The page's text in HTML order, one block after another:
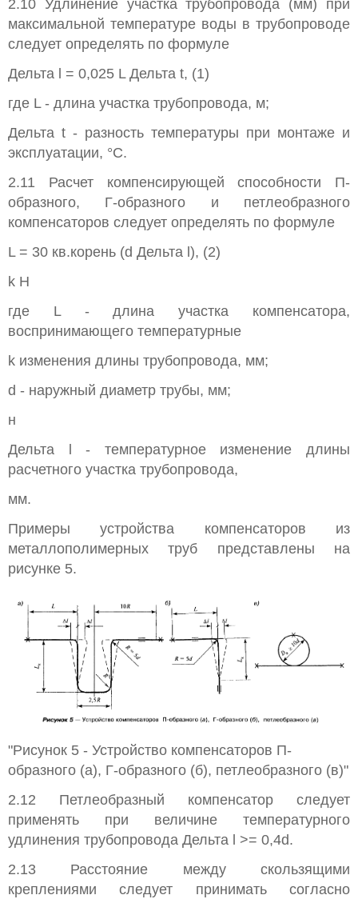
2.10 Удлинение участка трубопровода (мм) при
максимальной температуре воды в трубопроводе
следует определять по формуле
Дельта l = 0,025 L Дельта t, (1)
где L - длина участка трубопровода, м;
Дельта t - разность температуры при монтаже и
эксплуатации, °С.
2.11 Расчет компенсирующей способности П-
образного, Г-образного и петлеобразного
компенсаторов следует определять по формуле
L = 30 кв.корень (d Дельта l), (2)
k H
где L - длина участка компенсатора,
воспринимающего температурные
k изменения длины трубопровода, мм;
d - наружный диаметр трубы, мм;
н
Дельта l - температурное изменение длины
расчетного участка трубопровода,
мм.
Примеры устройства компенсаторов из
металлополимерных труб представлены на
рисунке 5.
"Рисунок 5 - Устройство компенсаторов П-
образного (а), Г-образного (б), петлеобразного (в)"
2.12 Петлеобразный компенсатор следует
применять при величине температурного
удлинения трубопровода Дельта l >= 0,4d.
2.13 Расстояние между скользящими
креплениями следует принимать согласно